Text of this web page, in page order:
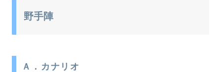
野手陣
Ａ．カナリオ